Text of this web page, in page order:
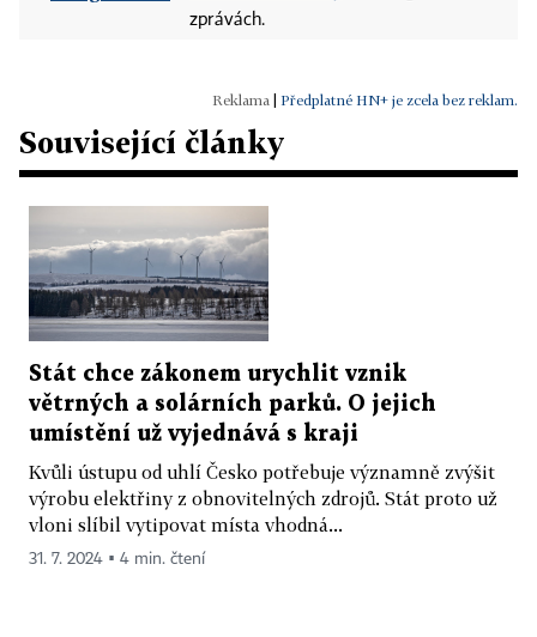
zprávách.
Předplatné HN+ je zcela bez reklam.
Související články
Stát chce zákonem urychlit vznik
větrných a solárních parků. O jejich
umístění už vyjednává s kraji
Kvůli ústupu od uhlí Česko potřebuje významně zvýšit
výrobu elektřiny z obnovitelných zdrojů. Stát proto už
vloni slíbil vytipovat místa vhodná...
31. 7. 2024 ▪ 4 min. čtení